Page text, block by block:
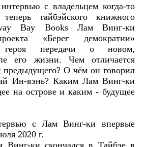
с владельцем когда-то
тайбэйского книжного
Bay Books Лам Винг-ки
«Берег демократии»
героя передачи о новом,
его жизни. Чем отличается
предыдущего? О чём он говорил
Ин-вэнь? Каким Лам Винг-ки
на острове и каким - будущее
с Лам Винг-ки впервые
2020 г.
ки скончался в Тайбэе в